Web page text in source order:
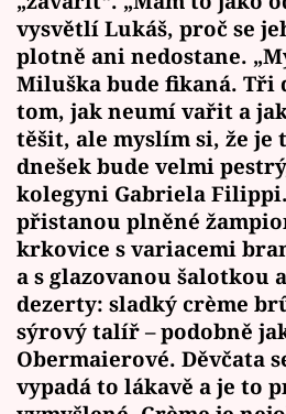
vysvětlí Lukáš, proč se
plotně ani nedostane.
Miluška bude fikaná. Tři
tom, jak neumí vařit a
těšit, ale myslím si, že je
dnešek bude velmi
kolegyni Gabriela
přistanou plněné
krkovice s variacemi
a s glazovanou šalotkou
dezerty: sladký crème
sýrový talíř – podobně
Obermaierové. Děvčata
vypadá to lákavě a je to